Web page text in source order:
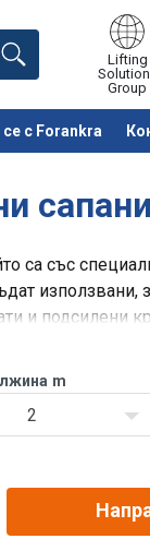
Lifting
Group
с Forankra
страницата
са със
използвани,
и подсилени
m
2